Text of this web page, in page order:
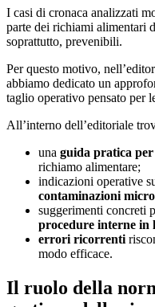
I casi di cronaca analizzati
parte dei richiami alimentari
soprattutto, prevenibili.
Per questo motivo,
abbiamo dedicato un
taglio operativo pensato per
All’interno dell’editoriale
una guida pratica
richiamo alimentare;
indicazioni operative
contaminazioni
suggerimenti concreti
procedure interne in
errori ricorrenti
modo efficace.
Il ruolo della